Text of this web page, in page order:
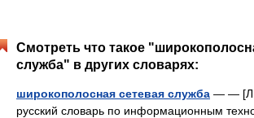
Смотреть что такое
служба" в других словарях:
широкополосная сетевая служба — —
русский словарь по информационным